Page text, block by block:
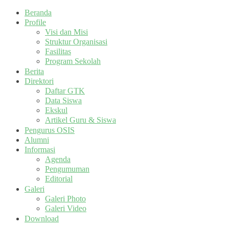
Beranda
Profile
Visi dan Misi
Struktur Organisasi
Fasilitas
Program Sekolah
Berita
Direktori
Daftar GTK
Data Siswa
Ekskul
Artikel Guru & Siswa
Pengurus OSIS
Alumni
Informasi
Agenda
Pengumuman
Editorial
Galeri
Galeri Photo
Galeri Video
Download